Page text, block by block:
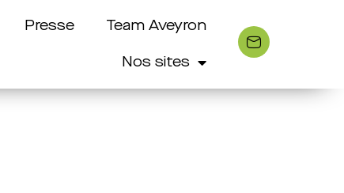
Presse Team Aveyron
Nos sites